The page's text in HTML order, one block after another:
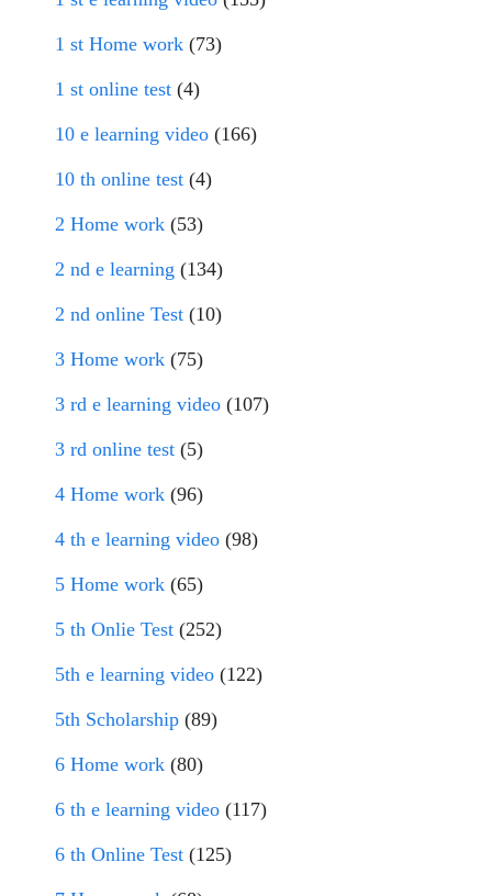
1 st Home work (73)
1 st online test (4)
10 e learning video (166)
10 th online test (4)
2 Home work (53)
2 nd e learning (134)
2 nd online Test (10)
3 Home work (75)
3 rd e learning video (107)
3 rd online test (5)
4 Home work (96)
4 th e learning video (98)
5 Home work (65)
5 th Onlie Test (252)
5th e learning video (122)
5th Scholarship (89)
6 Home work (80)
6 th e learning video (117)
6 th Online Test (125)